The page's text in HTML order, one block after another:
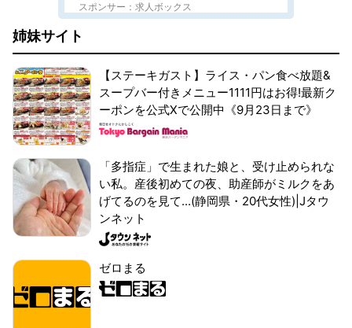
スポンサー：求人ボックス
姉妹サイト
【ステーキガスト】ライス・パン食べ放題&
スープバー付きメニュー1111円はお得!最新ク
ーポンを公式Xで公開中《9月23日まで》
「多指症」で生まれた娘と、受け止められな
い私。産後初めての夜、助産師がミルクをあ
げてるのを見て...(静岡県・20代女性)|Jタウ
ンネット
ゼロまる